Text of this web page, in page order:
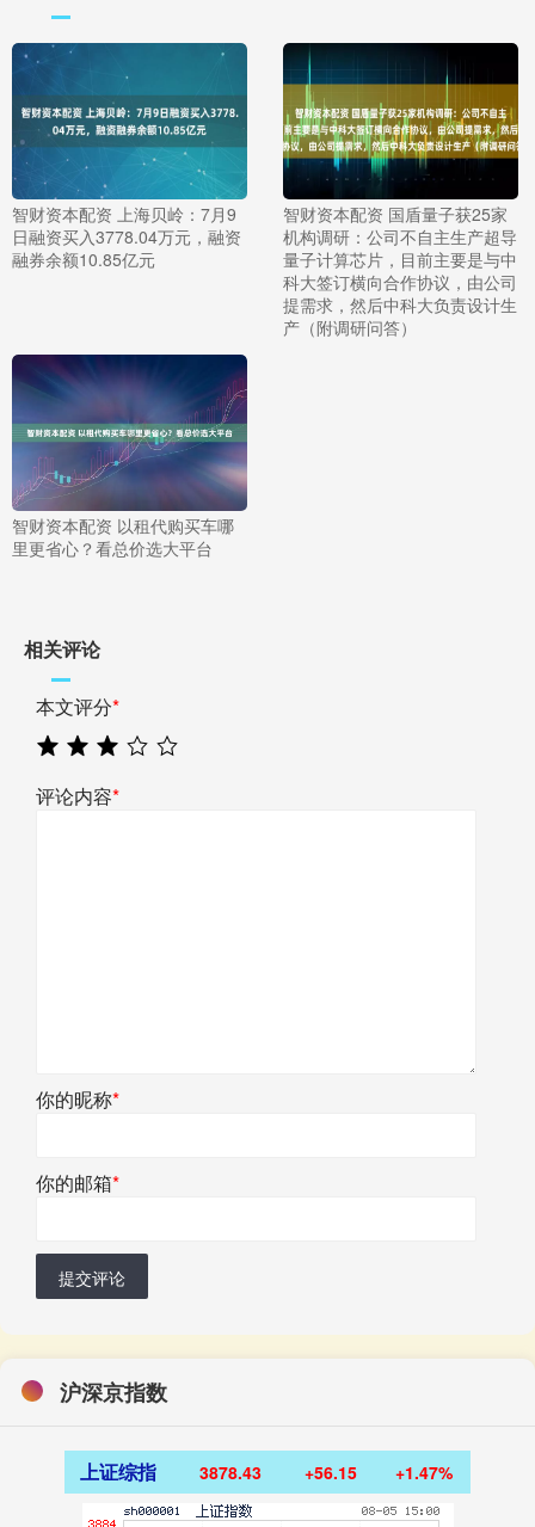
智财资本配资 上海贝岭：7月9
日融资买入3778.04万元，融资
融券余额10.85亿元
智财资本配资 国盾量子获25家
机构调研：公司不自主生产超导
量子计算芯片，目前主要是与中
科大签订横向合作协议，由公司
提需求，然后中科大负责设计生
产（附调研问答）
智财资本配资 以租代购买车哪
里更省心？看总价选大平台
相关评论
本文评分*
评论内容*
你的昵称*
你的邮箱*
提交评论
沪深京指数
上证综指 3878.43 +56.15 +1.47%